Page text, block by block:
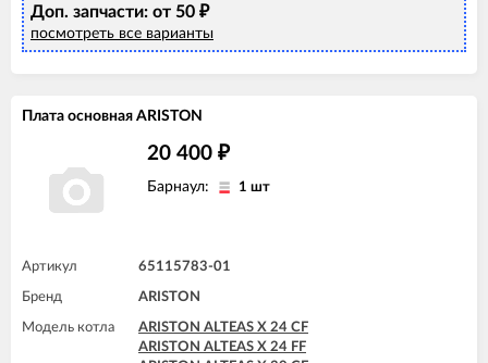
ARISTON CLAS SYSTEM 24 CF
ARISTON CLAS X SYSTEM 24 CF
ARISTON EGIS PLUS 24 CF
ARISTON GENUS EVO 24 CF
ARISTON HS X 15 CF
ARISTON MATIS 24 CF
Доп. запчасти: от 50 ₽
посмотреть все варианты
Плата основная ARISTON
20 400 ₽
Барнаул: 1 шт
Артикул 65115783-01
Бренд ARISTON
Модель котла
ARISTON ALTEAS X 24 CF
ARISTON ALTEAS X 24 FF